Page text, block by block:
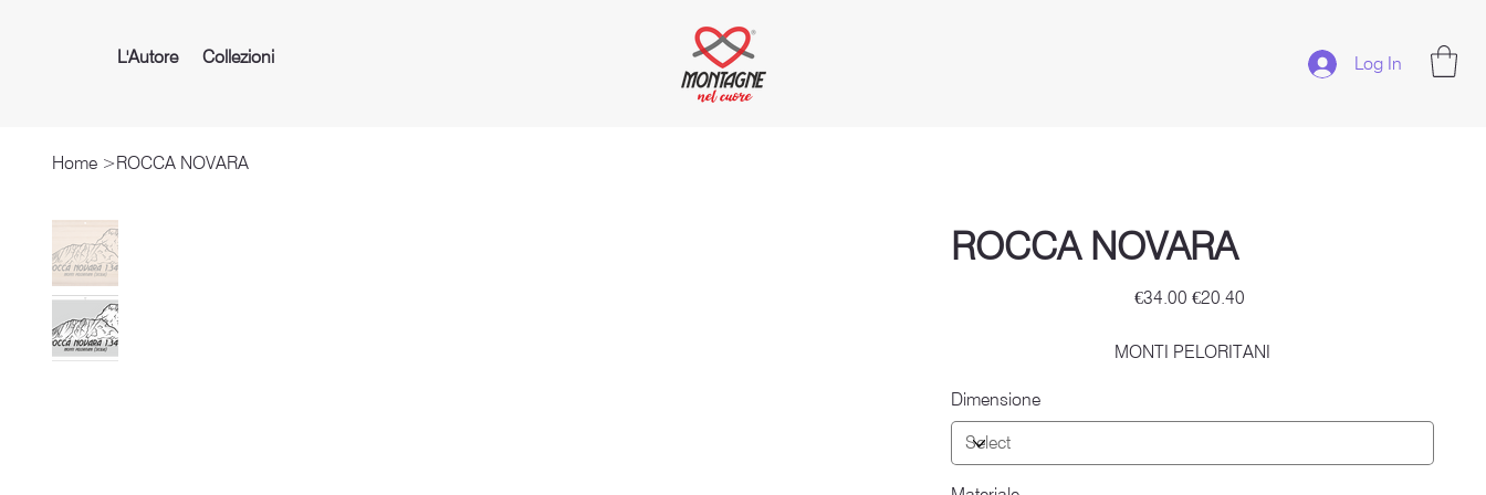
L'Autore Collezioni Log In
Home >ROCCA NOVARA
ROCCA NOVARA
Original
price
€34.00
Sale
price
€20.40
MONTI PELORITANI
Dimensione